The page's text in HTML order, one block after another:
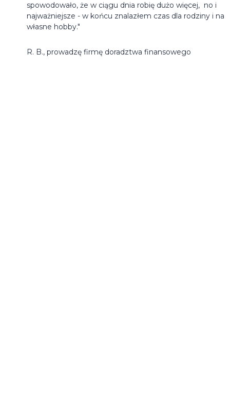
spowodowało, że w ciągu dnia robię dużo więcej, no i
najważniejsze - w końcu znalazłem czas dla rodziny i na
własne hobby."
R. B., prowadzę firmę doradztwa finansowego